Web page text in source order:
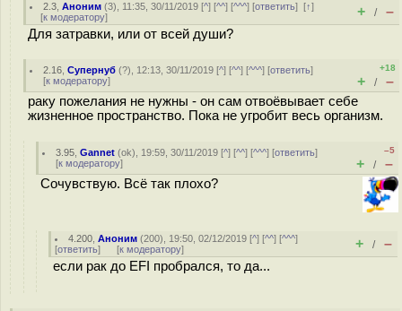
2.3 ,Аноним (3), 11:35, 30/11/2019 [^] [^^] [^^^] [ответить][↑]
[к модератору] + / –
Для затравки, или от всей души?
2.16 ,Супернуб (?), 12:13, 30/11/2019 [^] [^^] [^^^] [ответить]
[к модератору]
+18
+ / –
раку пожелания не нужны - он сам отвоёвывает себе
жизненное пространство. Пока не угробит весь организм.
3.95 ,Gannet (ok), 19:59, 30/11/2019 [^] [^^] [^^^] [ответить]
[к модератору]
–5
+ / –
Cочувствую. Всё так плохо?
4.200 ,Аноним (200), 19:50, 02/12/2019 [^] [^^] [^^^]
[ответить] [к модератору] + / –
если рак до EFI пробрался, то да...